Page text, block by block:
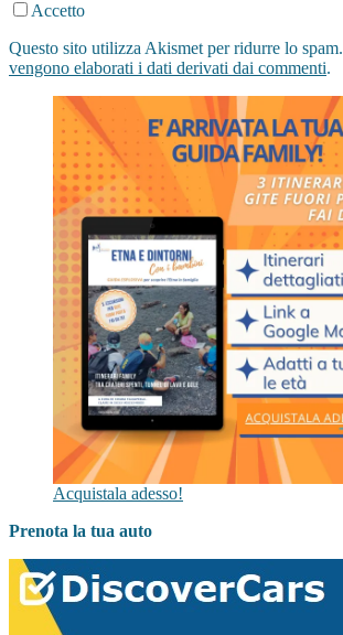
Accetto
Questo sito utilizza Akismet per ridurre lo spam.
vengono elaborati i dati derivati dai commenti.
Acquistala adesso!
Prenota la tua auto